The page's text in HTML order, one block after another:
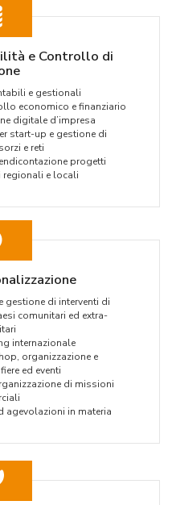
e Controllo di
e gestionali
economico e finanziario
digitale d’impresa
start-up e gestione di
e reti
progetti
regionali e locali
gestione di interventi di
comunitari ed extra-
internazionale
organizzazione e
ed eventi
di missioni
agevolazioni in materia